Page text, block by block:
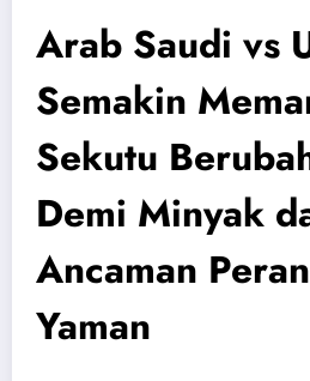
Arab Saudi vs
Semakin
Sekutu
Demi Minyak
Ancaman
Yaman